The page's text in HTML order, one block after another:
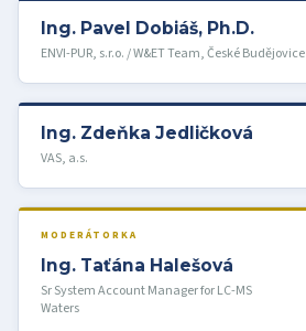
Ing. Pavel Dobiáš, Ph.D.
ENVI-PUR, s.r.o. / W&ET Team, České Budějovice
Ing. Zdeňka Jedličková
VAS, a.s.
MODERÁTORKA
Ing. Taťána Halešová
Sr System Account Manager for LC-MS
Waters